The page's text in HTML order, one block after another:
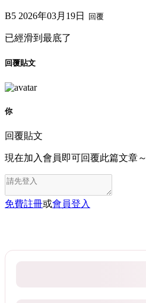
B5 2026年03月19日 回覆
已經滑到最底了
回覆貼文
你
回覆貼文
現在加入會員即可回覆此篇文章～
免費註冊或會員登入